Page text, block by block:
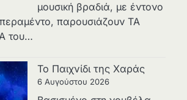
μουσική βραδιά, με έντονο
παρουσιάζουν ΤΑ
του…
Το Παιχνίδι της Χαράς
6 Αυγούστου 2026